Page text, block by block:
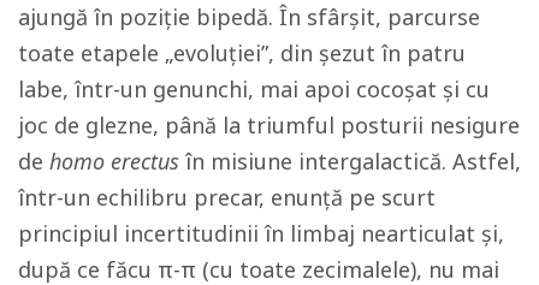
ajungă în poziție bipedă. În sfârșit, parcurse
toate etapele „evoluției”, din șezut în patru
labe, într-un genunchi, mai apoi cocoșat și cu
joc de glezne, până la triumful posturii nesigure
de homo erectus în misiune intergalactică. Astfel,
într-un echilibru precar, enunță pe scurt
principiul incertitudinii în limbaj nearticulat și,
după ce făcu π-π (cu toate zecimalele), nu mai